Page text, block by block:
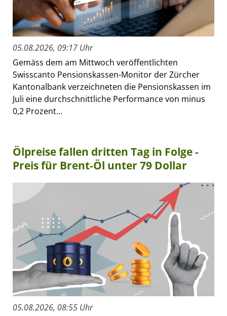
05.08.2026, 09:17 Uhr
Gemäss dem am Mittwoch veröffentlichten
Swisscanto Pensionskassen-Monitor der Zürcher
Kantonalbank verzeichneten die Pensionskassen im
Juli eine durchschnittliche Performance von minus
0,2 Prozent...
Ölpreise fallen dritten Tag in Folge -
Preis für Brent-Öl unter 79 Dollar
05.08.2026, 08:55 Uhr